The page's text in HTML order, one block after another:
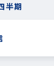
半期